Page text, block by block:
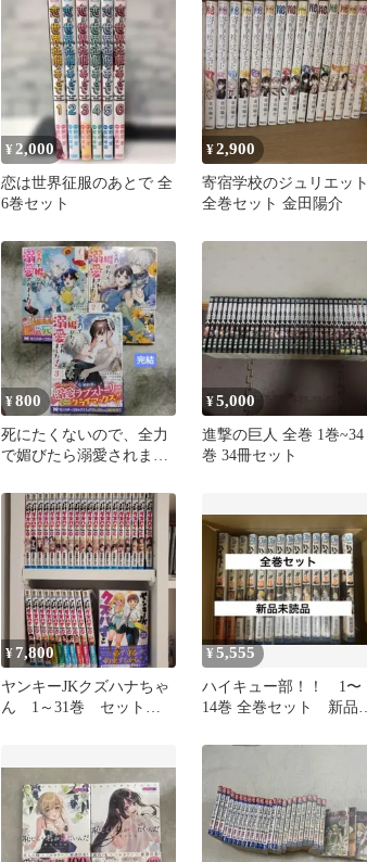
¥2,000
恋は世界征服のあとで 全
6巻セット
¥2,900
寄宿学校のジュリエット
全巻セット 金田陽介
¥800
死にたくないので、全力
で媚びたら溺愛されまし
¥5,000
進撃の巨人 全巻 1巻~34
巻 34冊セット
¥ 7,800
ヤンキーJKクズハナちゃ
ん 1～31巻 セット
¥5,555
ハイキュー部！！ 1〜
14巻 全巻セット 新品未